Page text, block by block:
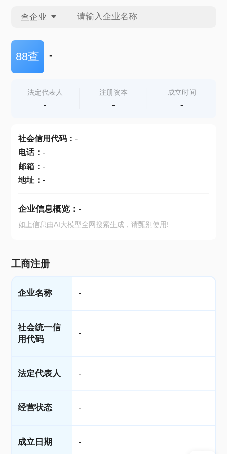
查企业
查企业
查产地
88查 -
法定代表人
-
注册资本
-
成立时间
-
社会信用代码： -
电话： -
邮箱： -
地址： -
企业信息概览： -
如上信息由AI大模型全网搜索生成，请甄别使用!
工商注册
企业名称 -
社会统一信
用代码
-
法定代表人 -
经营状态 -
成立日期 -